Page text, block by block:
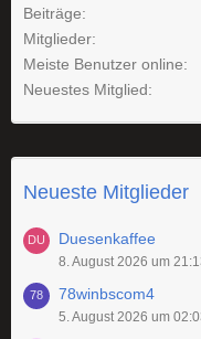
Beiträge
Mitglieder
Meiste Benutzer online
Neuestes Mitglied
Neueste Mitglieder
Duesenkaffee
8. August 2026 um
78winbscom4
5. August 2026 um